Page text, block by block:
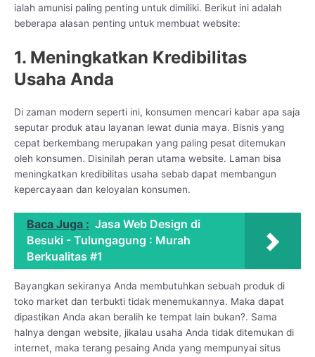
ialah amunisi paling penting untuk dimiliki. Berikut ini adalah
beberapa alasan penting untuk membuat website:
1. Meningkatkan Kredibilitas
Usaha Anda
Di zaman modern seperti ini, konsumen mencari kabar apa saja
seputar produk atau layanan lewat dunia maya. Bisnis yang
cepat berkembang merupakan yang paling pesat ditemukan
oleh konsumen. Disinilah peran utama website. Laman bisa
meningkatkan kredibilitas usaha sebab dapat membangun
kepercayaan dan keloyalan konsumen.
Baca Juga : Jasa Web Design di
Besuki - Tulungagung : Murah
Berkualitas #1
Bayangkan sekiranya Anda membutuhkan sebuah produk di
toko market dan terbukti tidak menemukannya. Maka dapat
dipastikan Anda akan beralih ke tempat lain bukan?. Sama
halnya dengan website, jikalau usaha Anda tidak ditemukan di
internet, maka terang pesaing Anda yang mempunyai situs